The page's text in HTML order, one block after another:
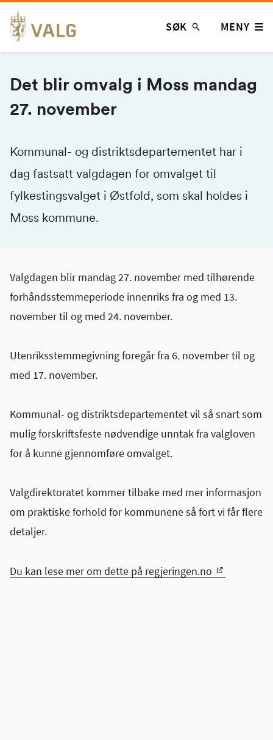
Hopp
til
innhold
SØK MENY
Det blir omvalg i Moss mandag
27. november
Kommunal- og distriktsdepartementet har i
dag fastsatt valgdagen for omvalget til
fylkestingsvalget i Østfold, som skal holdes i
Moss kommune.
Valgdagen blir mandag 27. november med tilhørende
forhåndsstemmeperiode innenriks fra og med 13.
november til og med 24. november.
Utenriksstemmegivningforegår fra 6. november til og
med 17. november.
Kommunal- og distriktsdepartementet vil så snart som
mulig forskriftsfeste nødvendige unntak fra valgloven
for å kunne gjennomføreomvalget.
Valgdirektoratet kommer tilbake med mer informasjon
om praktiske forhold for kommunene så fort vi får flere
detaljer.
Du kan lese mer om dette på regjeringen.no